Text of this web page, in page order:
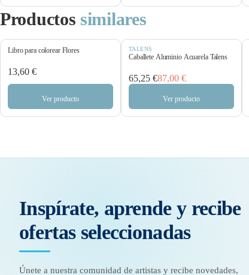
Productos similares
Libro para colorear Flores
13,60 €
Ver producto
TALENS
Caballete Aluminio Acuarela Talens
65,25 €87,00 €
Ver producto
Inspírate, aprende y recibe
ofertas seleccionadas
Únete a nuestra comunidad de artistas y recibe novedades,